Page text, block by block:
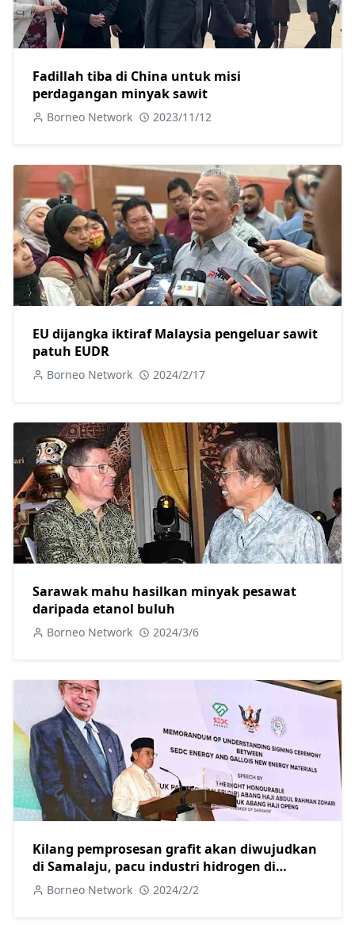
Fadillah tiba di China untuk misi
perdagangan minyak sawit
Borneo Network 2023/11/12
EU dijangka iktiraf Malaysia pengeluar sawit
patuh EUDR
Borneo Network 2024/2/17
Sarawak mahu hasilkan minyak pesawat
daripada etanol buluh
Borneo Network 2024/3/6
Kilang pemprosesan grafit akan diwujudkan
di Samalaju, pacu industri hidrogen di
Sarawak: Abang Johari
Borneo Network 2024/2/2